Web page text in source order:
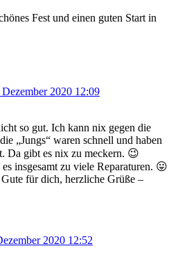
Fest und einen guten Start in
Dezember 2020 12:09
so gut. Ich kann nix gegen die
„Jungs“ waren schnell und haben
Da gibt es nix zu meckern. 😉
insgesamt zu viele Reparaturen. 😛
für dich, herzliche Grüße –
2020 12:52